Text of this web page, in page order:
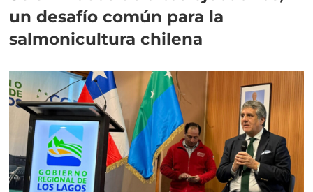
un desafío común para la
salmonicultura chilena